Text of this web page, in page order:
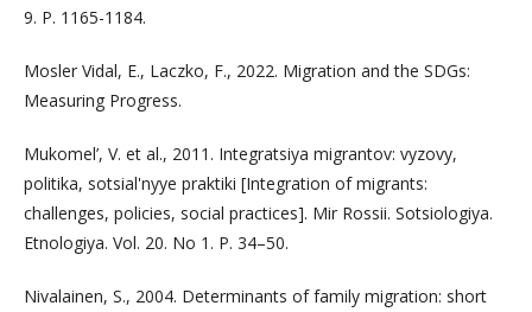
9. P. 1165-1184.
Mosler Vidal, E., Laczko, F., 2022. Migration and the SDGs:
Measuring Progress.
Mukomel’, V. et al., 2011. Integratsiya migrantov: vyzovy,
politika, sotsial'nyye praktiki [Integration of migrants:
challenges, policies, social practices]. Mir Rossii. Sotsiologiya.
Etnologiya. Vol. 20. No 1. P. 34–50.
Nivalainen, S., 2004. Determinants of family migration: short